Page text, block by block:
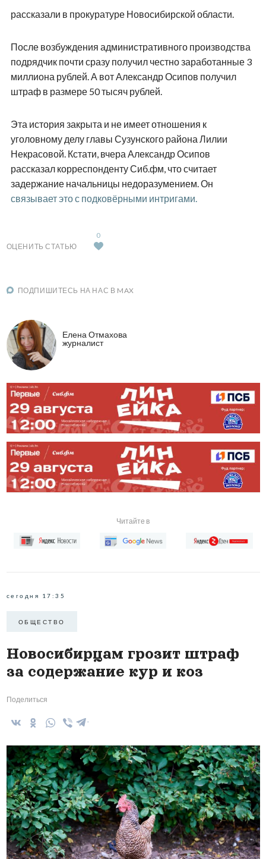
рассказали в прокуратуре Новосибирской области.
После возбуждения административного производства
подрядчик почти сразу получил честно заработанные 3
миллиона рублей. А вот Александр Осипов получил
штраф в размере 50 тысяч рублей.
Эта история закрыта и не имеет отношения к
уголовному делу главы Сузунского района Лилии
Некрасовой. Кстати, вчера Александр Осипов
рассказал корреспонденту Сиб.фм, что считает
задержание начальницы недоразумением. Он
связывает это с подковёрными интригами.
ОЦЕНИТЬ СТАТЬЮ
0
ПОДПИШИТЕСЬ НА НАС В MAX
Елена Отмахова
журналист
Читайте в
сегодня 17:35
ОБЩЕСТВО
Новосибирцам грозит штраф
за содержание кур и коз
Поделиться